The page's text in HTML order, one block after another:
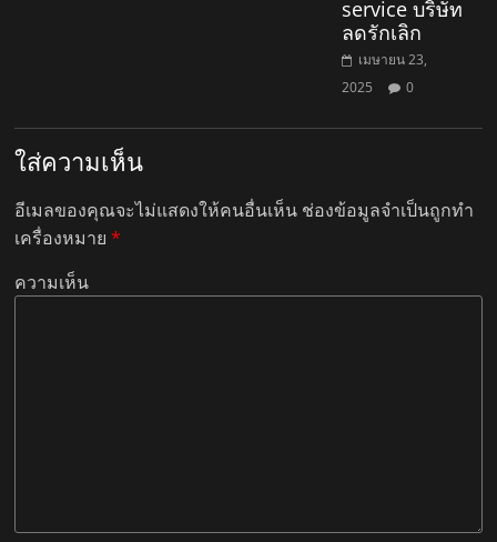
service บริษัท
ลดรักเลิก
เมษายน 23,
2025
0
ใส่ความเห็น
อีเมลของคุณจะไม่แสดงให้คนอื่นเห็น ช่องข้อมูลจำเป็นถูกทำ
เครื่องหมาย*
ความเห็น